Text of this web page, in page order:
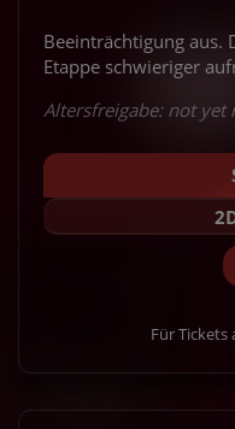
Beeinträchtigung aus.
Etappe schwieriger
Altersfreigabe: not yet
Für Tickets